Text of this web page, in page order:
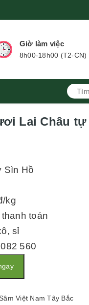
Giờ làm việc
8h00-18h00 (T2-CN)
Lai Châu tự
Sìn Hồ
kg
toán
sỉ
560
Việt Nam Tây Bắc